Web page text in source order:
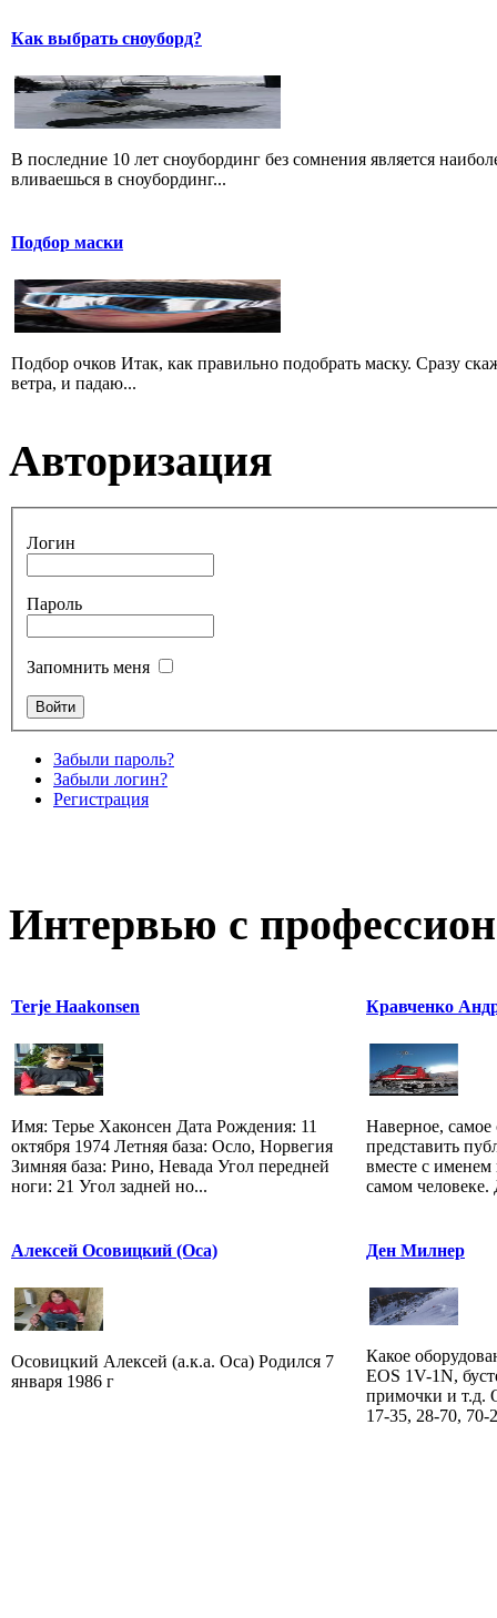
Как выбрать сноуборд?
В последние 10 лет сноубординг без сомнения является
вливаешься в сноубординг...
Подбор маски
Подбор очков Итак, как правильно подобрать маску. Сразу
ветра, и падаю...
Авторизация
Логин
Пароль
Запомнить меня
Забыли пароль?
Забыли логин?
Регистрация
Интервью с
Terje Haakonsen
Имя: Терье Хаконсен Дата Рождения: 11
октября 1974 Летняя база: Осло, Норвегия
Зимняя база: Рино, Невада Угол передней
ноги: 21 Угол задней но...
Кравченко
Наверное,
представить
вместе с именем
самом человеке.
Алексей Осовицкий (Оса)
Осовицкий Алексей (а.к.а. Оса) Родился 7
января 1986 г
Ден Милнер
Какое
EOS 1V-1N,
примочки и т.д.
17-35, 28-70, 70-